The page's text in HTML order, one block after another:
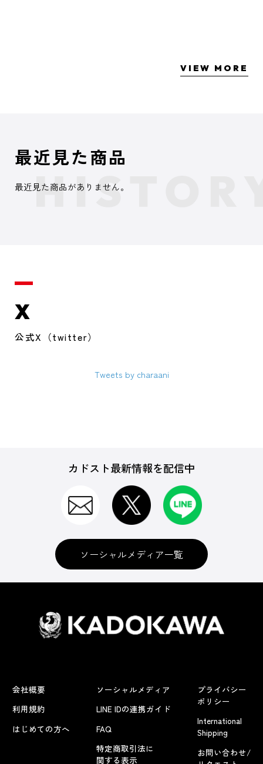
VIEW MORE
最近見た商品
最近見た商品がありません。
X
公式X（twitter）
Tweets by charaani
カドスト最新情報を配信中
ソーシャルメディア一覧
会社概要
利用規約
はじめての方へ
ソーシャルメディア
LINE IDの連携ガイド
FAQ
特定商取引法に
関する表示
プライバシー
ポリシー
International
Shipping
お問い合わせ/